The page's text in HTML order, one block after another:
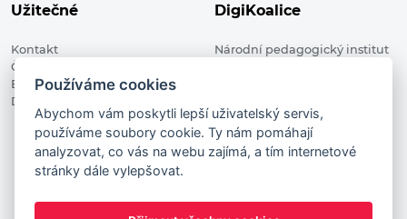
Užitečné
Kontakt
Členské organizace
Blog
Digitalizace ve vzdělávání
DigiKoalice
Národní pedagogický institut
DigiKoalice 2021. All rights reserved
Vstup do administrace
This project has received funding from the European
Commission Innovation and Networks Executive Agency (now
Používáme cookies
Abychom vám poskytli lepší uživatelský servis,
používáme soubory cookie. Ty nám pomáhají
analyzovat, co vás na webu zajímá, a tím internetové
stránky dále vylepšovat.